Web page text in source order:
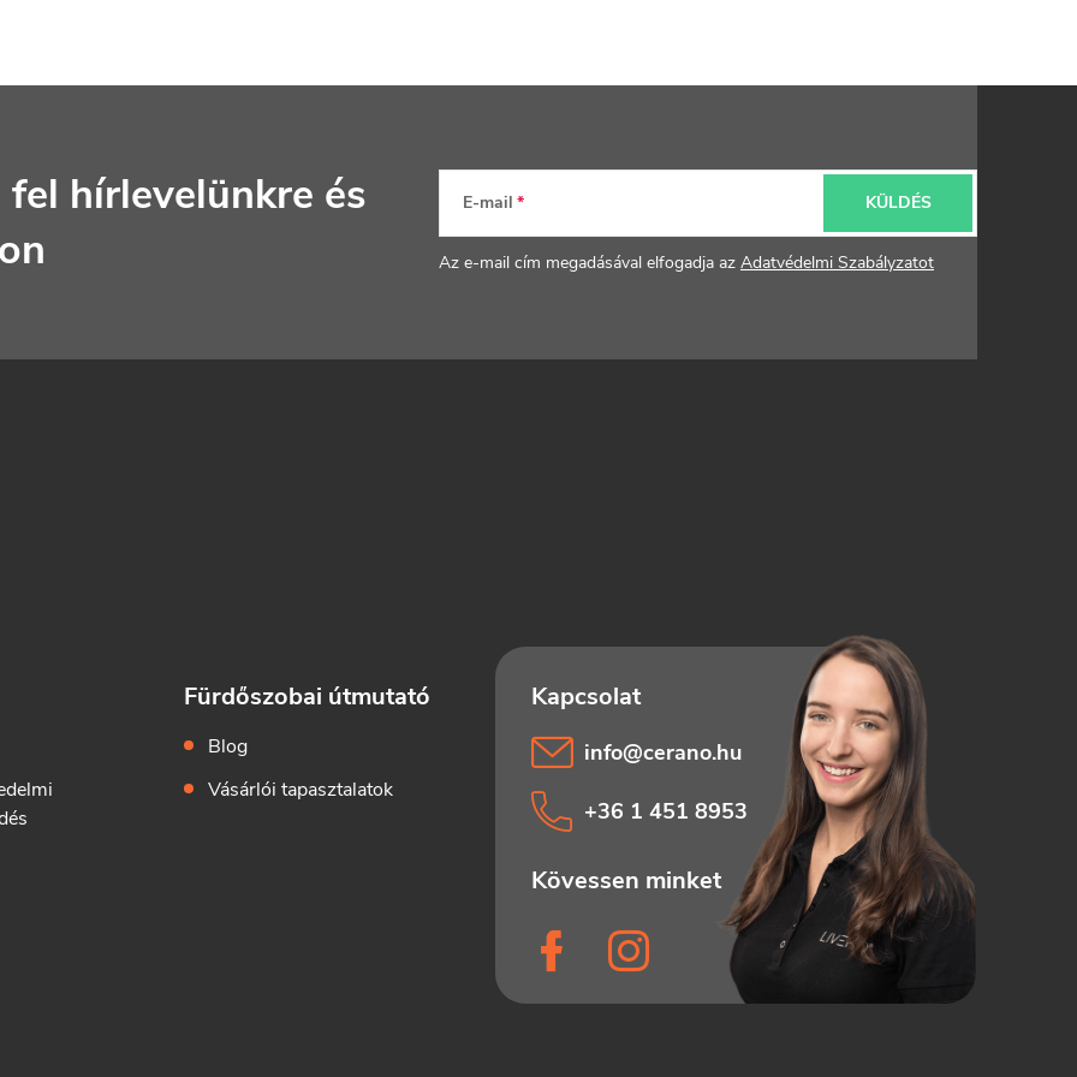
hírlevelünkre és
E-mail
Az e-mail cím megadásával elfogadja az Adatvédelmi Szabályzatot
KÜLDÉS
Fürdőszobai útmutató
Blog
Vásárlói tapasztalatok
info@cerano.hu
+36 1 451 8953